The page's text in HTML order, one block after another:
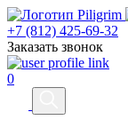
+7 (812) 425-69-32
Заказать звонок
0